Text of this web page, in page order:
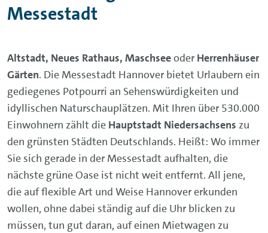
Messestadt
Altstadt, Neues Rathaus, Maschseeoder Herrenhäuser
Gärten. Die Messestadt Hannover bietet Urlaubern ein
gediegenes Potpourri an Sehenswürdigkeiten und
idyllischen Naturschauplätzen. Mit Ihren über 530.000
Einwohnern zählt die Hauptstadt Niedersachsens zu
den grünsten Städten Deutschlands. Heißt: Wo immer
Sie sich gerade in der Messestadt aufhalten, die
nächste grüne Oase ist nicht weit entfernt. All jene,
die auf flexible Art und Weise Hannover erkunden
wollen, ohne dabei ständig auf die Uhr blicken zu
müssen, tun gut daran, auf einen Mietwagen zu